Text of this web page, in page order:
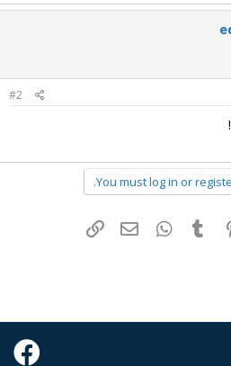
#2
You must log in or
Pinterest
Tumblr
WhatsAppדואר אלקטרוני